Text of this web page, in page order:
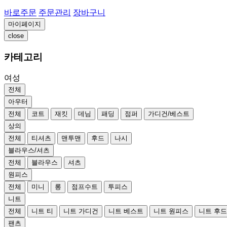
바로주문 주문관리 장바구니
마이페이지
close
카테고리
여성
전체
아우터
전체
코트 재킷 데님 패딩 점퍼
가디건/베스트
상의
전체
티셔츠 맨투맨 후드
나시
블라우스/셔츠
전체
블라우스
셔츠
원피스
전체
미니 롱 점프수트
투피스
니트
전체
니트 티 니트 가디건 니트 베스트 니트 원피스 니트 후
팬츠